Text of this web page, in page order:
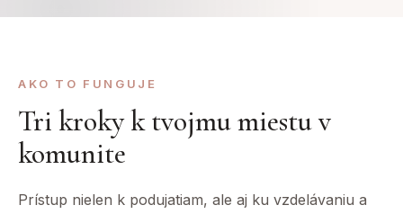
AKO TO FUNGUJE
Tri kroky k tvojmu miestu v
komunite
Prístup nielen k podujatiam, ale aj ku vzdelávaniu a